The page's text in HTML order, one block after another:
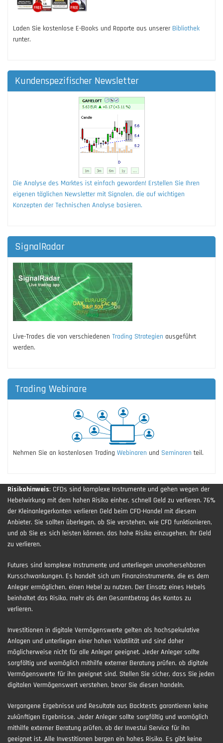
Laden Sie kostenlose E-Books und Raporte aus unserer Bibliothek
runter.
Kundenspezifischer Newsletter
Die Analyse des Marktes ist einfach geworden! Erstellen Sie Ihren
eigenen täglichen Newsletter mit Signalen, die auf wichtigen
Konzepten der Technischen Analyse basieren.
SignalRadar
Live-Trades die von verschiedenen Trading Strategien ausgeführt
werden.
Trading Webinare
Nehmen Sie an kostenlosen Trading Webinaren und Seminaren teil.
Risikohinweis: CFDs sind komplexe Instrumente und gehen wegen der
Hebelwirkung mit dem hohen Risiko einher, schnell Geld zu verlieren. 76%
der Kleinanlegerkonten verlieren Geld beim CFD-Handel mit diesem
Anbieter. Sie sollten überlegen, ob Sie verstehen, wie CFD funktionieren,
und ob Sie es sich leisten können, das hohe Risiko einzugehen, Ihr Geld
zu verlieren.
Futures sind komplexe Instrumente und unterliegen unvorhersehbaren
Kursschwankungen. Es handelt sich um Finanzinstrumente, die es dem
Anleger ermöglichen, einen Hebel zu nutzen. Der Einsatz eines Hebels
beinhaltet das Risiko, mehr als den Gesamtbetrag des Kontos zu
verlieren.
Investitionen in digitale Vermögenswerte gelten als hochspekulative
Anlagen und unterliegen einer hohen Volatilität und sind daher
möglicherweise nicht für alle Anleger geeignet. Jeder Anleger sollte
sorgfältig und womöglich mithilfe externer Beratung prüfen, ob digitale
Vermögenswerte für ihn geeignet sind. Stellen Sie sicher, dass Sie jeden
digitalen Vermögenswert verstehen, bevor Sie diesen handeln.
Vergangene Ergebnisse und Resultate aus Backtests garantieren keine
zukünftigen Ergebnisse. Jeder Anleger sollte sorgfältig und womöglich
mithilfe externer Beratung prüfen, ob der Investui Service für ihn
geeignet ist. Alle Investitionen bergen ein hohes Risiko. Es gibt keine